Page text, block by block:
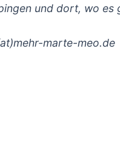
und dort, wo
marte-meo.de